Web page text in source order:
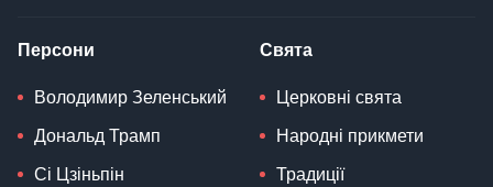
Персони
Володимир Зеленський
Дональд Трамп
Сі Цзіньпін
Свята
Церковні свята
Народні прикмети
Традиції